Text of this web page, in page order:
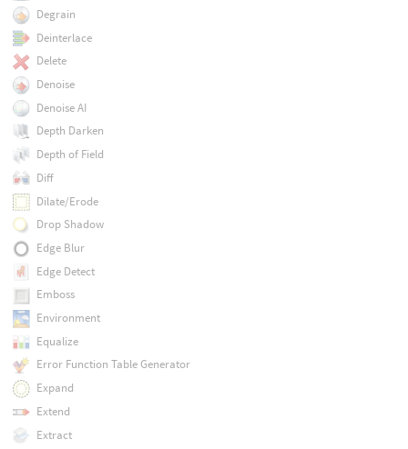
Degrain
Deinterlace
Delete
Denoise
Denoise AI
Depth Darken
Depth of Field
Diff
Dilate/Erode
Drop Shadow
Edge Blur
Edge Detect
Emboss
Environment
Equalize
Error Function Table Generator
Expand
Extend
Extract